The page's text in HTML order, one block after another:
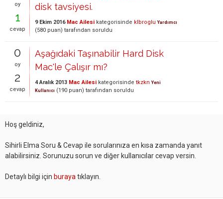
oy
1
cevap
disk tavsiyesi.
9 Ekim 2016 Mac Ailesi kategorisinde klbroglu Yardımcı
(580 puan) tarafından soruldu
0
oy
2
cevap
Aşağıdaki Taşınabilir Hard Disk
Mac'le Çalışır mı?
4 Aralık 2013 Mac Ailesi kategorisinde tkzkn Yeni
Kullanıcı (190 puan) tarafından soruldu
Hoş geldiniz,
Sihirli Elma Soru & Cevap ile sorularınıza en kısa zamanda yanıt
alabilirsiniz. Sorunuzu sorun ve diğer kullanıcılar cevap versin.
Detaylı bilgi için buraya tıklayın.